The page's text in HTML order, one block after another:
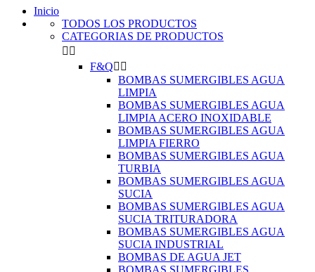
Inicio
TODOS LOS PRODUCTOS
CATEGORIAS DE PRODUCTOS
 
F&Q 
BOMBAS SUMERGIBLES AGUA
LIMPIA
BOMBAS SUMERGIBLES AGUA
LIMPIA ACERO INOXIDABLE
BOMBAS SUMERGIBLES AGUA
LIMPIA FIERRO
BOMBAS SUMERGIBLES AGUA
TURBIA
BOMBAS SUMERGIBLES AGUA
SUCIA
BOMBAS SUMERGIBLES AGUA
SUCIA TRITURADORA
BOMBAS SUMERGIBLES AGUA
SUCIA INDUSTRIAL
BOMBAS DE AGUA JET
BOMBAS SUMERGIBLES